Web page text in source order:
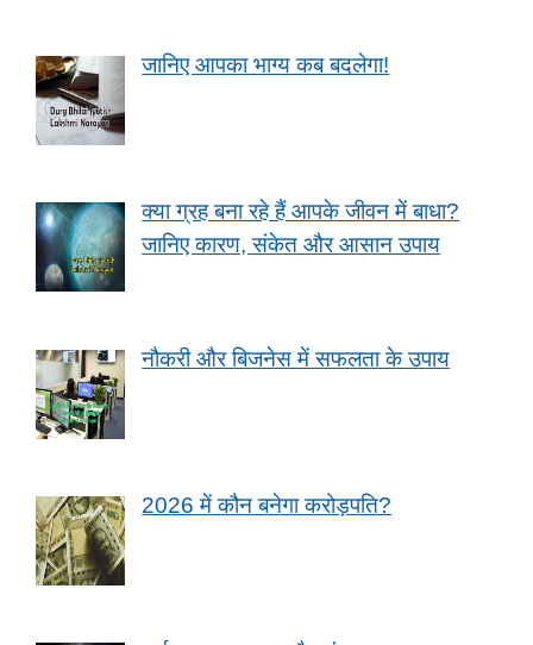
जानिए आपका भाग्य कब बदलेगा!
क्या ग्रह बना रहे हैं आपके जीवन में बाधा?
जानिए कारण, संकेत और आसान उपाय
नौकरी और बिजनेस में सफलता के उपाय
2026 में कौन बनेगा करोड़पति?